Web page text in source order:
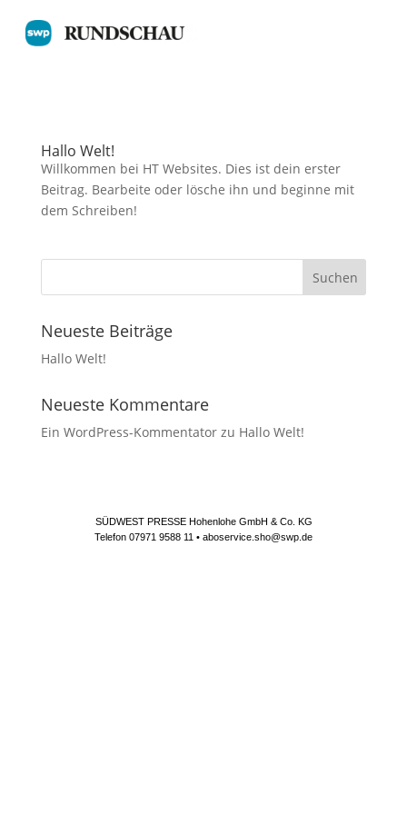
Hallo Welt!
Willkommen bei HT Websites. Dies ist dein erster
Beitrag. Bearbeite oder lösche ihn und beginne mit
dem Schreiben!
Neueste Beiträge
Hallo Welt!
Neueste Kommentare
Ein WordPress-Kommentatorzu Hallo Welt!
SÜDWEST PRESSE Hohenlohe GmbH & Co. KG
Telefon 07971 9588 11 • aboservice.sho@swp.de